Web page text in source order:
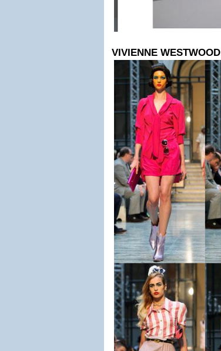
VIVIENNE WESTWOOD